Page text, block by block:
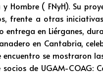
Hombre ( FNyH). Su
frente a otras
entrega en Liérganes,
en Cantabria,
se mostraron
de UGAM-COAG: